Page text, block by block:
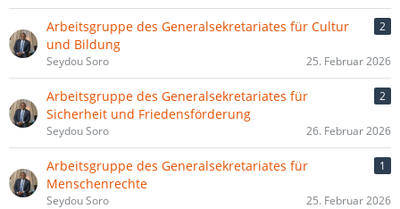
Arbeitsgruppe des Generalsekretariates für Cultur
und Bildung
2
Seydou Soro 25. Februar 2026
Arbeitsgruppe des Generalsekretariates für
Sicherheit und Friedensförderung
2
Seydou Soro 26. Februar 2026
Arbeitsgruppe des Generalsekretariates für
Menschenrechte
1
Seydou Soro 25. Februar 2026